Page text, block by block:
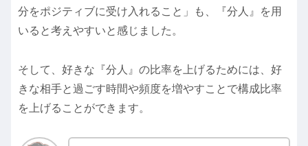
分をポジティブに受け入れること」も、『分人』を用
いると考えやすいと感じました。
そして、好きな『分人』の比率を上げるためには、好
きな相手と過ごす時間や頻度を増やすことで構成比率
を上げることができます。